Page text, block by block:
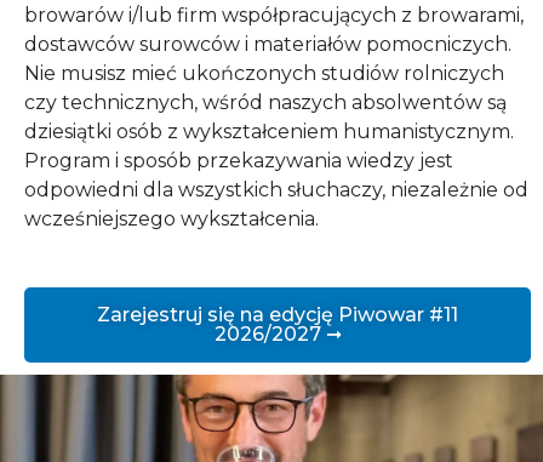
browarów i/lub firm współpracujących z browarami,
dostawców surowców i materiałów pomocniczych.
Nie musisz mieć ukończonych studiów rolniczych
czy technicznych, wśród naszych absolwentów są
dziesiątki osób z wykształceniem humanistycznym.
Program i sposób przekazywania wiedzy jest
odpowiedni dla wszystkich słuchaczy, niezależnie od
wcześniejszego wykształcenia.
Zarejestruj się na edycję Piwowar #11
2026/2027 ➞